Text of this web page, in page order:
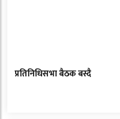
प्रतिनिधिसभा बैठक बस्दै